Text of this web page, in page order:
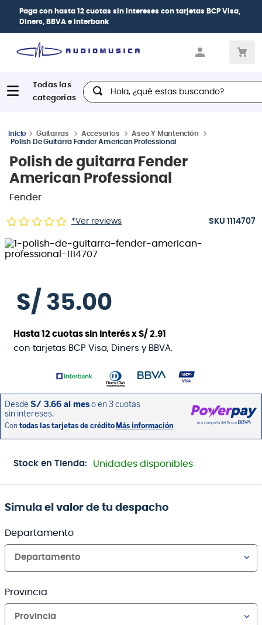
con tarjetasBCP Visa, | Paga en cuotas
Hola, ¿qué estas buscando?
Guitarras Accesorios
Aseo Y Mantención
Polish De Guitarra Fender American Professional
Polish de guitarra Fender
American Professional
Fender
*Ver reviews :1114707
S/ 35.00
Hasta12 cuotas sin interés xS/ 2.91
con tarjetas BCP Visa, Diners y BBVA.
Stock en Tienda: Unidades disponibles
Simula el valor de tu despacho
Departamento
Departamento
Provincia
Provincia